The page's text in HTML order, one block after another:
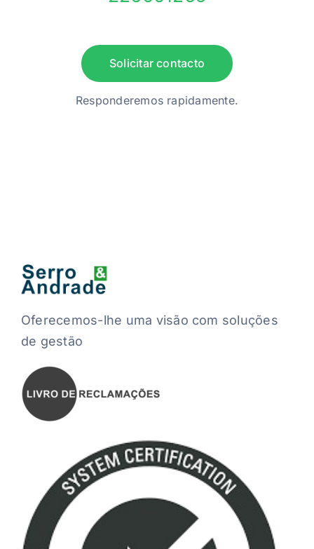
Solicitar contacto
Responderemos rapidamente.
Oferecemos-lhe uma visão com soluções
de gestão